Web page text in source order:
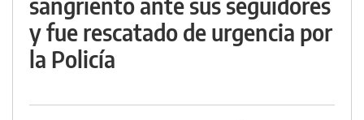
y fue rescatado de urgencia por
la Policía